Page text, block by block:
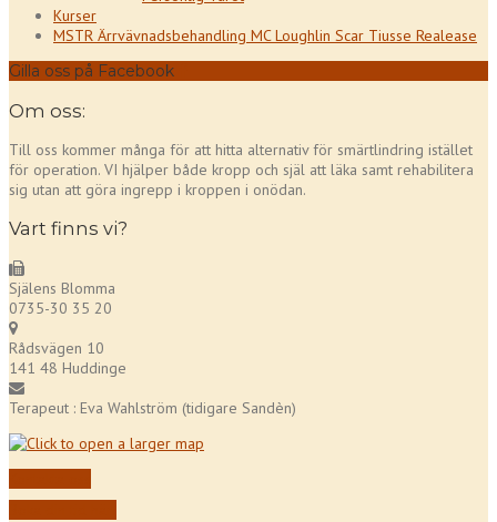
Kurser
MSTR Ärrvävnadsbehandling MC Loughlin Scar Tiusse Realease
Gilla oss på Facebook
Om oss:
Till oss kommer många för att hitta alternativ för smärtlindring istället
för operation. VI hjälper både kropp och själ att läka samt rehabilitera
sig utan att göra ingrepp i kroppen i onödan.
Vart finns vi?
Själens Blomma
0735-30 35 20
Rådsvägen 10
141 48 Huddinge
Terapeut : Eva Wahlström (tidigare Sandèn)